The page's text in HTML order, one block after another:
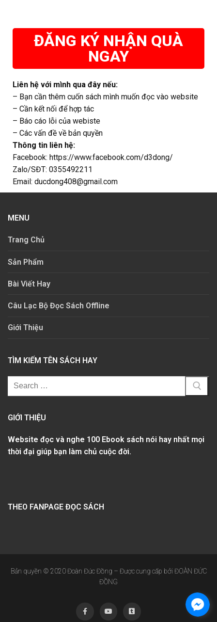
ĐĂNG KÝ NHẬN QUÀ
NGAY
Liên hệ với mình qua đây nếu:
– Bạn cần thêm cuốn sách mình muốn đọc vào website
– Cần kết nối để hợp tác
– Báo cáo lỗi của webiste
– Các vấn đề về bản quyền
Thông tin liên hệ:
Facebook: https://www.facebook.com/d3dong/
Zalo/SĐT: 0355492211
Email: ducdong408@gmail.com
MENU
Trang Chủ
Sản Phẩm
Bài Viết Hay
Câu Lạc Bộ Đọc Sách Offline
Giới Thiệu
TÌM KIẾM TÊN SÁCH HAY
GIỚI THIỆU
Website đọc và nghe 100 Ebook sách nói hay nhất mọi
thời đại giúp bạn làm chủ cuộc đời.
THEO FANPAGE ĐỌC SÁCH
Bản quyền © 2020 Đoàn Đức Đồng – Được cung cấp bởi ĐOÀN ĐỨC
ĐỒNG